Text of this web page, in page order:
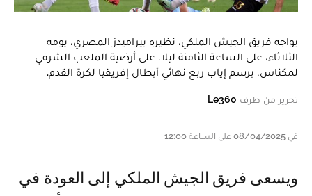
يواجه فريق الجيش الملكي، نظيره بيراميدز المصري، يومه
الثلاثاء، على الساعة الثامنة ليلا، على أرضية الملعب الشرفي
لمكناس، برسم إياب ربع نهائي أبطال إفريقيا لكرة القدم.
تحرير من طرف Le360
في 08/04/2025 على الساعة 12:00
ويسعى فريق الجيش الملكي إلى العودة في